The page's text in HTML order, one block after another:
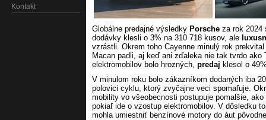
Kontakt
Globálne predajné výsledky Porsche za rok 2024
dodávky klesli o 3% na 310 718 kusov, ale
vzrástli. Okrem toho Cayenne minulý rok
Macan padli, aj keď ani zďaleka nie tak tvrdo
elektromobilov bolo hrozných, predaj klesol o
V minulom roku bolo zákazníkom dodaných iba
polovici cyklu, ktorý zvyčajne veci spomaľuje.
mobility vo všeobecnosti postupuje pomalšie,
pokiaľ ide o vzostup elektromobilov. V dôsledku
mohla umiestniť benzínové motory do áut